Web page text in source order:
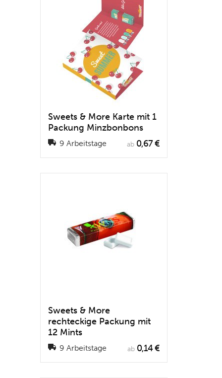
Sweets & More Karte mit 1
Packung Minzbonbons
9 Arbeitstage ab 0,67 €
Sweets & More
rechteckige Packung mit
12 Mints
9 Arbeitstage ab 0,14 €